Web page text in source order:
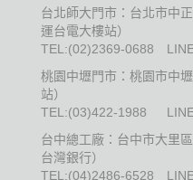
台北師大門市：台北市中
運台電大樓站）
TEL:(02)2369-0688
桃園中壢門市：桃園市中
站）
TEL:(03)422-1988
台中總工廠：台中市大里
台灣銀行）
TEL:(04)2486-6528